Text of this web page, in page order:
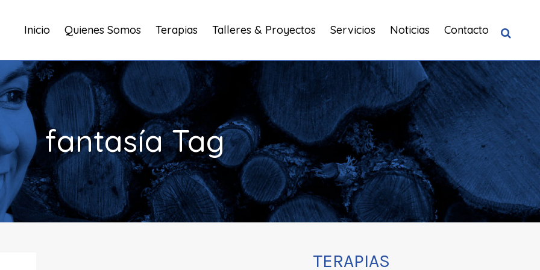
Inicio Quienes Somos Terapias Talleres & Proyectos Servicios Noticias Contacto
fantasía Tag
TERAPIAS